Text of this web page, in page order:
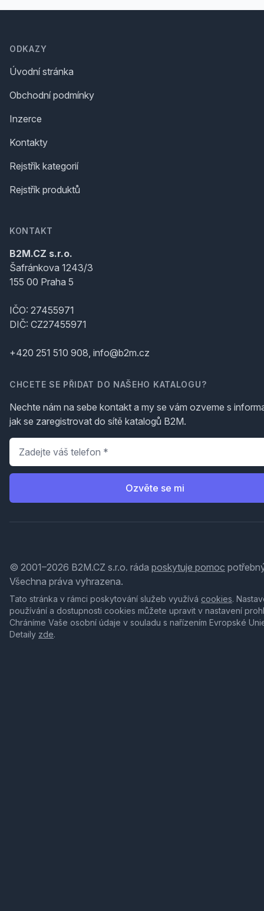
ODKAZY
Úvodní stránka
Obchodní podmínky
Inzerce
Kontakty
Rejstřík kategorií
Rejstřík produktů
KONTAKT
B2M.CZ s.r.o.
Šafránkova 1243/3
155 00 Praha 5
IČO: 27455971
DIČ: CZ27455971
+420 251 510 908, info@b2m.cz
CHCETE SE PŘIDAT DO NAŠEHO KATALOGU?
Nechte nám na sebe kontakt a my se vám ozveme s
jak se zaregistrovat do sítě katalogů B2M.
Telefon
Ozvěte se mi
© 2001–2026 B2M.CZ s.r.o. ráda poskytuje pomoc
Všechna práva vyhrazena.
Tato stránka v rámci poskytování služeb využívá cookies.
používání a dostupnosti cookies můžete upravit v nastavení
Chráníme Vaše osobní údaje v souladu s nařízením Evropské
Detaily zde.